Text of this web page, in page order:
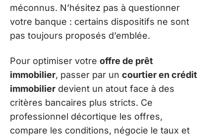
méconnus. N’hésitez pas à questionner
votre banque : certains dispositifs ne sont
pas toujours proposés d’emblée.
Pour optimiser votre offre de prêt
immobilier, passer par un courtier en crédit
immobilier devient un atout face à des
critères bancaires plus stricts. Ce
professionnel décortique les offres,
compare les conditions, négocie le taux et